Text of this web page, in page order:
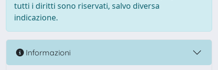
tutti i diritti sono riservati, salvo diversa
indicazione.
Informazioni